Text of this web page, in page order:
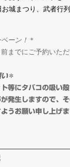
城まつり、武者行列
ーン！ ＊
までにご予約いた
い＊
等にタバコの吸い
発生しますので、
うお願い申し上げま